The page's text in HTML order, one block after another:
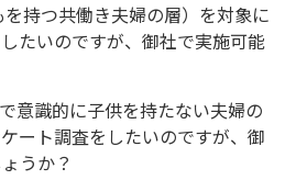
を持つ共働き夫婦の層）を対象に
たいのですが、御社で実施可能
意識的に子供を持たない夫婦の
ート調査をしたいのですが、御
うか？